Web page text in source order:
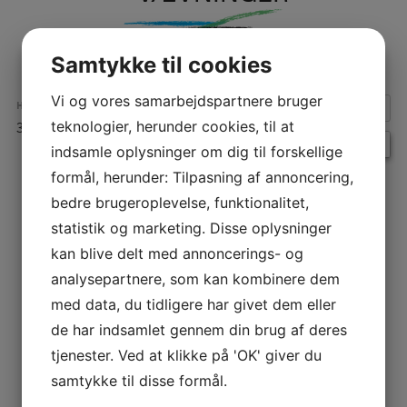
HVORNÅR:
3. marts 2026 kl. 15:00 – 16:00
INDLÆGSNAVIGATION
Samtykke til cookies
Vi og vores samarbejdspartnere bruger
teknologier, herunder cookies, til at
indsamle oplysninger om dig til forskellige
formål, herunder: Tilpasning af annoncering,
bedre brugeroplevelse, funktionalitet,
statistik og marketing. Disse oplysninger
kan blive delt med annoncerings- og
analysepartnere, som kan kombinere dem
med data, du tidligere har givet dem eller
de har indsamlet gennem din brug af deres
tjenester. Ved at klikke på 'OK' giver du
samtykke til disse formål.